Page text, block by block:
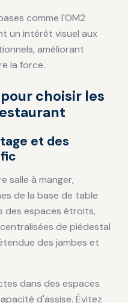
comme l'OM2
un intérêt visuel aux
améliorant
la force.
choisir les
et des
salle à manger,
de la base de table
des espaces étroits,
de piédestal
des jambes et
dans des espaces
d'assise. Évitez